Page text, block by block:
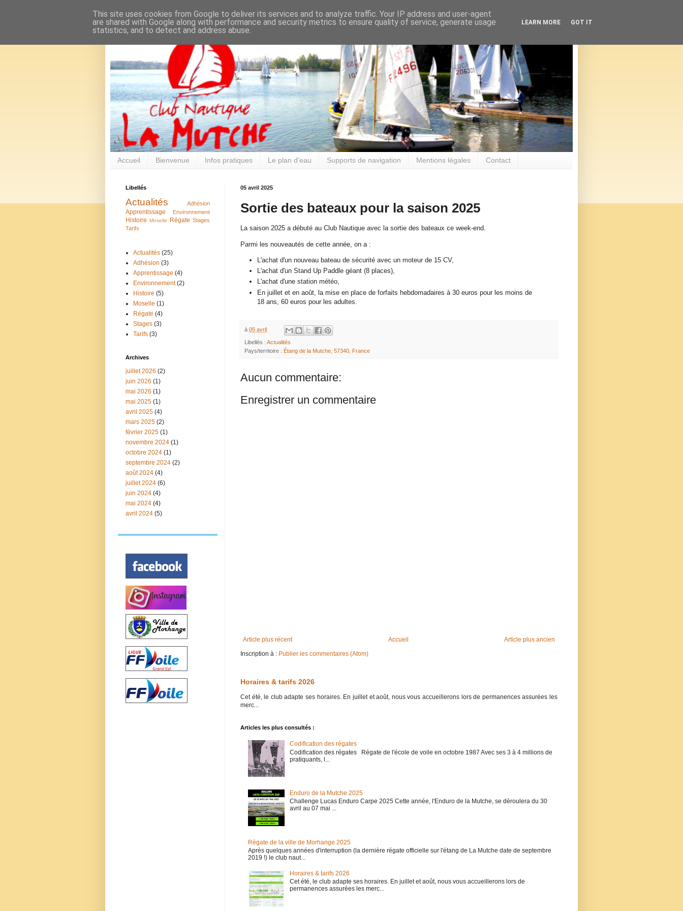
Accueil Bienvenue Infos pratiques Le plan d'eau Supports de navigation Mentions légales Contact
05 avril 2025
Sortie des bateaux pour la saison 2025
La saison 2025 a débuté au Club Nautique avec la sortie des bateaux ce week-end.
Parmi les nouveautés de cette année, on a :
L'achat d'un nouveau bateau de sécurité avec un moteur de 15 CV,
L'achat d'un Stand Up Paddle géant (8 places),
L'achat d'une station météo,
En juillet et en août, la mise en place de forfaits hebdomadaires à 30 euros pour les moins de
18 ans, 60 euros pour les adultes.
à 05 avril
Libellés : Actualités
Pays/territoire : Étang de la Mutche, 57340, France
Aucun commentaire:
Enregistrer un commentaire
Article plus récent Article plus ancien
Accueil
Inscription à : Publier les commentaires (Atom)
Horaires & tarifs 2026
Cet été, le club adapte ses horaires. En juillet et août, nous vous accueillerons lors de permanences assurées les
merc...
Articles les plus consultés :
Codification des régates
Codification des régates Régate de l'école de voile en octobre 1987 Avec ses 3 à 4 millions de
pratiquants, l...
Enduro de la Mutche 2025
Challenge Lucas Enduro Carpe 2025 Cette année, l'Enduro de la Mutche, se déroulera du 30
avril au 07 mai ...
Régate de la ville de Morhange 2025
Après quelques années d'interruption (la dernière régate officielle sur l'étang de La Mutche date de septembre
2019 !) le club naut...
Horaires & tarifs 2026
Cet été, le club adapte ses horaires. En juillet et août, nous vous accueillerons lors de
permanences assurées les merc...
Libellés
Actualités Adhésion
Apprentissage Environnement
Histoire Moselle Régate Stages
Tarifs
Actualités (25)
Adhésion (3)
Apprentissage (4)
Environnement (2)
Histoire (5)
Moselle (1)
Régate (4)
Stages (3)
Tarifs (3)
Archives
juillet 2026 (2)
juin 2026 (1)
mai 2026 (1)
mai 2025 (1)
avril 2025 (4)
mars 2025 (2)
février 2025 (1)
novembre 2024 (1)
octobre 2024 (1)
septembre 2024 (2)
août 2024 (4)
juillet 2024 (6)
juin 2024 (4)
mai 2024 (4)
avril 2024 (5)
This site uses cookies from Google to deliver its services and to analyze traffic. Your IP address and user-agent
are shared with Google along with performance and security metrics to ensure quality of service, generate usage
statistics, and to detect and address abuse.
LEARN MORE GOT IT